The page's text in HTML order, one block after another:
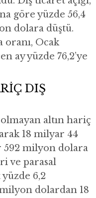
göre yüzde 56,4
dolara düştü.
oranı, Ocak
ay yüzde 76,2’ye
DIŞ
altın hariç
18 milyar 44
milyon dolara
ve parasal
6,2
dolardan 18